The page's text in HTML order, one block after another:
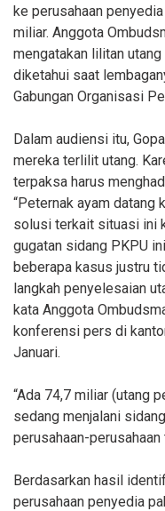
ke perusahaan
miliar. Anggota
mengatakan lilitan
diketahui saat
Gabungan Organisasi
Dalam audiensi itu,
mereka terlilit utang.
terpaksa harus
“Peternak ayam datang
solusi terkait situasi ini
gugatan sidang PKPU
beberapa kasus justru
langkah penyelesaian
kata Anggota
konferensi pers di
Januari.
“Ada 74,7 miliar (utang
sedang menjalani
perusahaan-perusahaan
Berdasarkan hasil
perusahaan penyedia